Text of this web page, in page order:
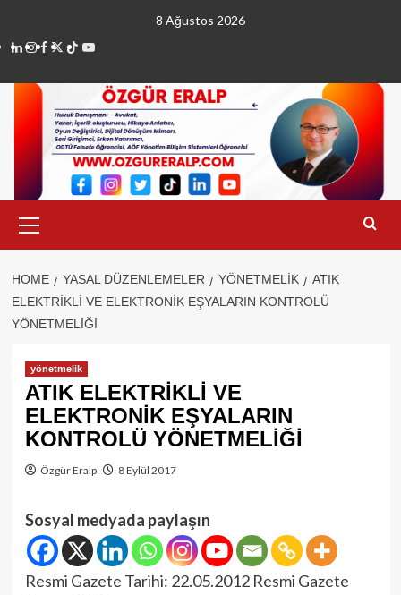
content
8 Ağustos 2026
linkedin
instagram
facebook
twitter
tiktokyoutube
Menu
HOME YASAL DÜZENLEMELER YÖNETMELIK
ATIK
ELEKTRİKLİ VE ELEKTRONİK EŞYALARIN KONTROLÜ
YÖNETMELİĞİ
yönetmelik
ATIK ELEKTRİKLİ VE
ELEKTRONİK EŞYALARIN
KONTROLÜ YÖNETMELİĞİ
Özgür Eralp 8 Eylül 2017
Sosyal medyada paylaşın
Resmi Gazete Tarihi: 22.05.2012 Resmi Gazete